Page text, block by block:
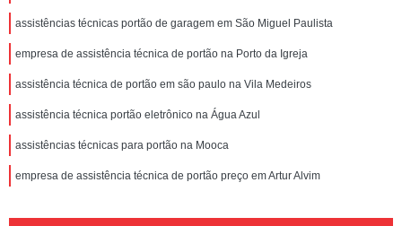
assistências técnicas portão de garagem em São Miguel Paulista
empresa de assistência técnica de portão na Porto da Igreja
assistência técnica de portão em são paulo na Vila Medeiros
assistência técnica portão eletrônico na Água Azul
assistências técnicas para portão na Mooca
empresa de assistência técnica de portão preço em Artur Alvim